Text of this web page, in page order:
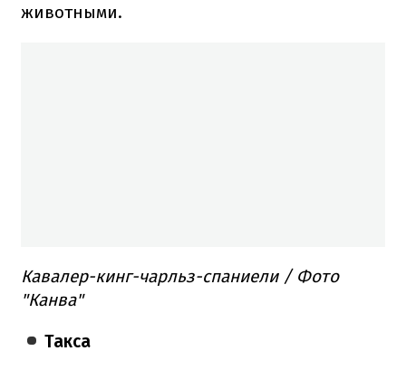
животными.
Кавалер-кинг-чарльз-спаниели / Фото
"Канва"
Такса